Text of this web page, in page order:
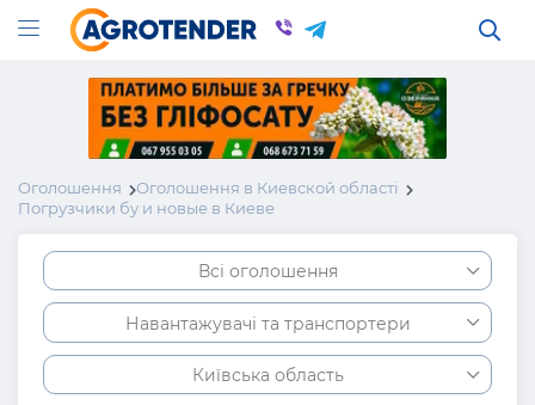
Оголошення
Оголошення в Киевской області
Погрузчики бу и новые в Киеве
Всі оголошення
Навантажувачі та транспортери
Київська область